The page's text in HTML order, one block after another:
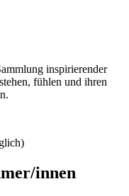
inspirierender
fühlen und ihren
innen